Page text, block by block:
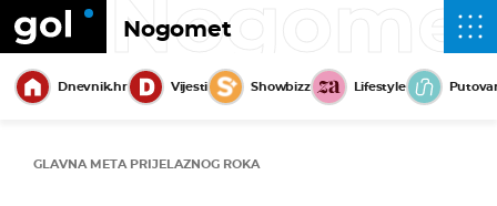
Nogomet
Dnevnik.hr Vijesti Showbizz Lifestyle
GLAVNA META PRIJELAZNOG ROKA